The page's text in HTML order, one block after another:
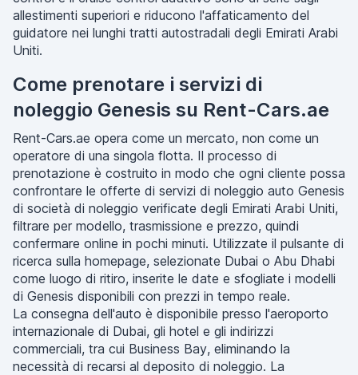
allestimenti superiori e riducono l'affaticamento del
guidatore nei lunghi tratti autostradali degli Emirati Arabi
Uniti.
Come prenotare i servizi di
noleggio Genesis su Rent-Cars.ae
Rent-Cars.ae opera come un mercato, non come un
operatore di una singola flotta. Il processo di
prenotazione è costruito in modo che ogni cliente possa
confrontare le offerte di servizi di noleggio auto Genesis
di società di noleggio verificate degli Emirati Arabi Uniti,
filtrare per modello, trasmissione e prezzo, quindi
confermare online in pochi minuti. Utilizzate il pulsante di
ricerca sulla homepage, selezionate Dubai o Abu Dhabi
come luogo di ritiro, inserite le date e sfogliate i modelli
di Genesis disponibili con prezzi in tempo reale.
La consegna dell'auto è disponibile presso l'aeroporto
internazionale di Dubai, gli hotel e gli indirizzi
commerciali, tra cui Business Bay, eliminando la
necessità di recarsi al deposito di noleggio. La